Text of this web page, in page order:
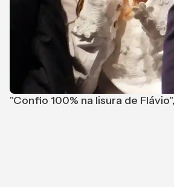
"Confio 100% na lisura de